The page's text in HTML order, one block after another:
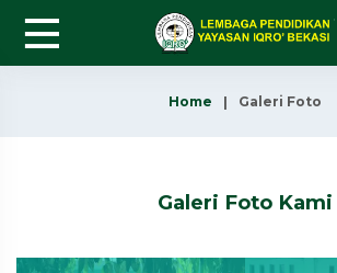
Home Galeri Foto
Galeri Foto Kami